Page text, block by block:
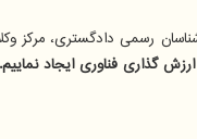
رسمی دادگستری،
گذاری فناوری ایجاد نماییم.